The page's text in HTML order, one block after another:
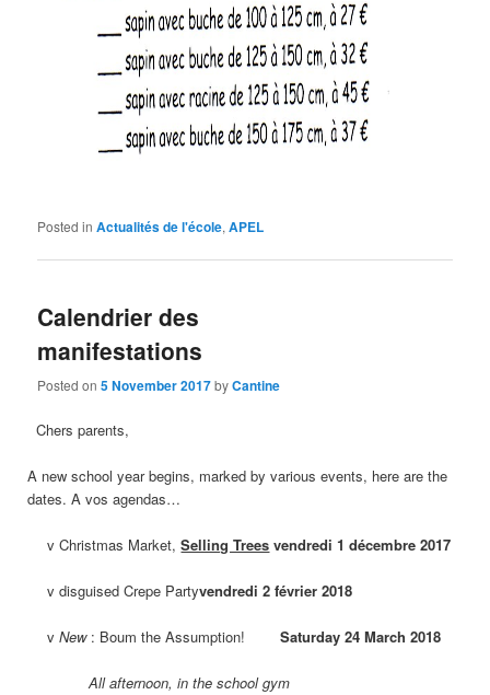
Posted in Actualités de l'école,APEL
Calendrier des
manifestations
Posted on5 November 2017byCantine
Chers parents,
A new school year begins, marked by various events, here are the
dates. A vos agendas…
v Christmas Market,Selling Trees vendredi 1 décembre 2017
v disguised Crepe Partyvendredi 2 février 2018
vNew: Boum the Assumption!Saturday 24 March 2018
All afternoon, in the school gym